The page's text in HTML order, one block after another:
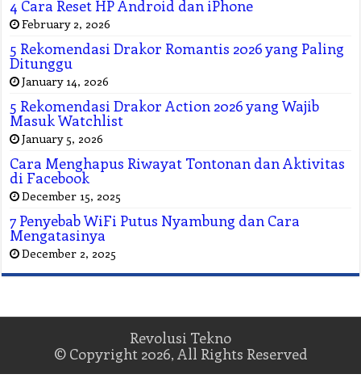
4 Cara Reset HP Android dan iPhone
February 2, 2026
5 Rekomendasi Drakor Romantis 2026 yang Paling
Ditunggu
January 14, 2026
5 Rekomendasi Drakor Action 2026 yang Wajib
Masuk Watchlist
January 5, 2026
Cara Menghapus Riwayat Tontonan dan Aktivitas
di Facebook
December 15, 2025
7 Penyebab WiFi Putus Nyambung dan Cara
Mengatasinya
December 2, 2025
Revolusi Tekno
© Copyright 2026, All Rights Reserved